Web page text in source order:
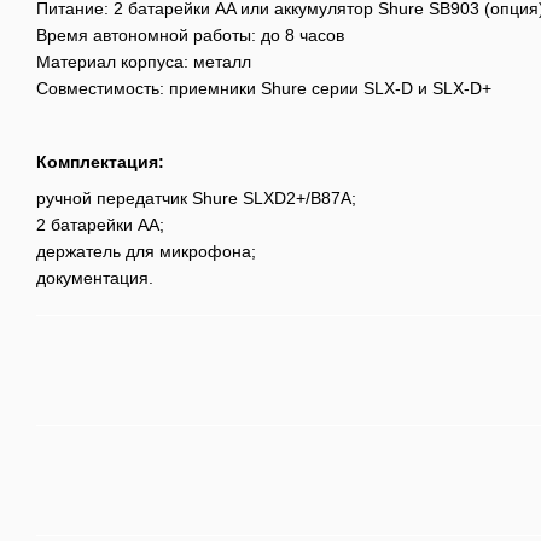
Питание: 2 батарейки AA или аккумулятор Shure SB903
Время автономной работы: до 8 часов
Материал корпуса: металл
Совместимость: приемники Shure серии SLX-D и SLX-D+
Комплектация:
ручной передатчик Shure SLXD2+/B87A;
2 батарейки AA;
держатель для микрофона;
документация.